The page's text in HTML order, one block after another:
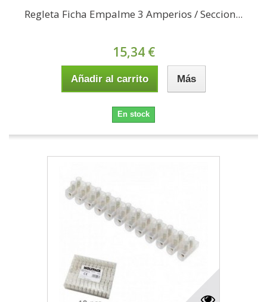
Regleta Ficha Empalme 3 Amperios / Seccion...
15,34 €
Añadir al carrito Más
En stock